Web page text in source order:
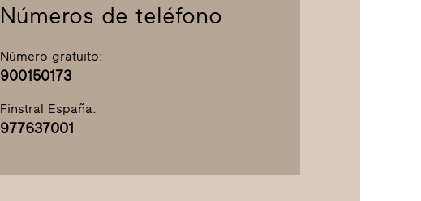
Números de teléfono
Número gratuito:
900150173
Finstral España:
977637001